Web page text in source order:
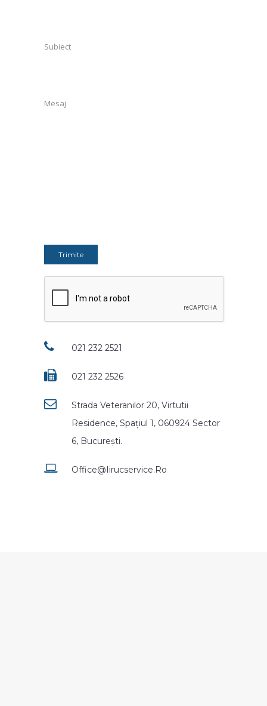
Subiect
Mesaj
021 232 2521
021 232 2526
Strada Veteranilor 20, Virtutii
Residence, Spațiul 1, 060924 Sector
6, București.
Office@iirucservice.ro